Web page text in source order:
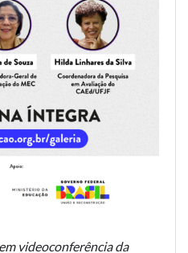
videoconferência da